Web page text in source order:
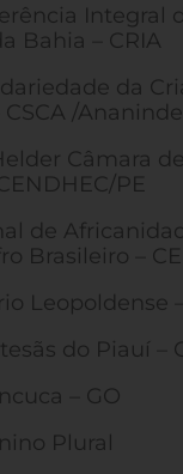
Integral
Bahia – CRIA
da
/
Câmara
PE
de
Brasileiro –
Leopoldense
do Piauí –
– GO
Plural